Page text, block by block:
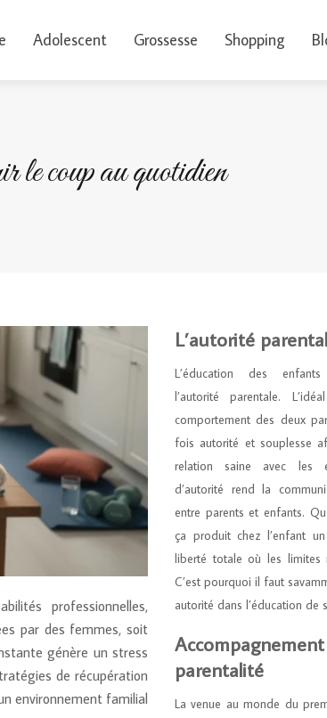
Adolescent Grossesse Shopping
le coup au quotidien
professionnelles,
par des femmes, soit
génère un stress
de récupération
environnement familial
L’autorité
L’éducation des
l’autorité parentale.
comportement des deux
fois autorité et souplesse
relation saine avec les
d’autorité rend la
entre parents et enfants.
ça produit chez l’enfant
liberté totale où les limites
C’est pourquoi il faut
autorité dans l’éducation de
parentalité
La venue au monde du